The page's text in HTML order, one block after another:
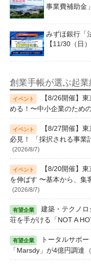
事業費補助金
みずほ銀行「
【11/30（日
創業手帳が選ぶ起
【8/26開催】
める！〜中小企業のため
【8/27開催】
必見！ 「採択される事業
(2026/8/7)
【8/20開催】
を伸ばす 〜基本から、集
(2026/8/7)
建築・テクノ
荘を手がける「NOT A
トータルサポ
「Marsdy」が4億円調達